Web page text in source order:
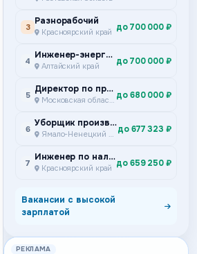
3
Разнорабочий
Красноярский край до 700 000 ₽
4
Инженер-энергетик
Алтайский край до 700 000 ₽
5
Директор по производству
Московская область до 680 000 ₽
6
Уборщик производственных и служебных помещений
Ямало-Ненецкий автономный округ до 677 323 ₽
7
Инженер по наладке и испытаниям Подземный участок ремонта и сервисного обслуживания самоходного дизельного оборудования Специализированное предприятие горной техники
Красноярский край до 659 250 ₽
Вакансии с высокой
зарплатой
РЕКЛАМА